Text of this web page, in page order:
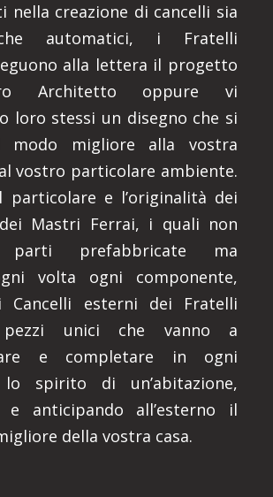
nella creazione di cancelli sia
automatici, i Fratelli
alla lettera il progetto
Architetto oppure vi
loro stessi un disegno che si
modo migliore alla vostra
vostro particolare ambiente.
particolare e l’originalità dei
Mastri Ferrai, i quali non
parti prefabbricate ma
volta ogni componente,
Cancelli esterni dei Fratelli
pezzi unici che vanno a
e completare in ogni
lo spirito di un’abitazione,
e anticipando all’esterno il
della vostra casa.